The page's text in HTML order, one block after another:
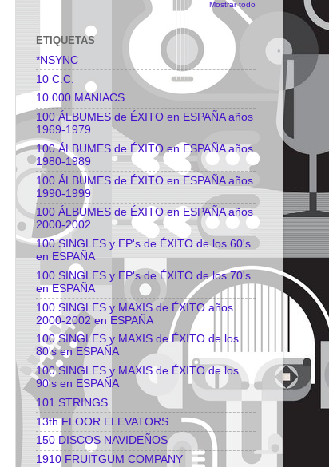
Mostrar todo
ETIQUETAS
*NSYNC
10 C.C.
10.000 MANIACS
100 ÁLBUMES de ÉXITO en ESPAÑA años
1969-1979
100 ÁLBUMES de ÉXITO en ESPAÑA años
1980-1989
100 ÁLBUMES de ÉXITO en ESPAÑA años
1990-1999
100 ÁLBUMES de ÉXITO en ESPAÑA años
2000-2002
100 SINGLES y EP's de ÉXITO de los 60's
en ESPAÑA
100 SINGLES y EP's de ÉXITO de los 70's
en ESPAÑA
100 SINGLES y MAXIS de ÉXITO años
2000-2002 en ESPAÑA
100 SINGLES y MAXIS de ÉXITO de los
80's en ESPAÑA
100 SINGLES y MAXIS de ÉXITO de los
90's en ESPAÑA
101 STRINGS
13th FLOOR ELEVATORS
150 DISCOS NAVIDEÑOS
1910 FRUITGUM COMPANY